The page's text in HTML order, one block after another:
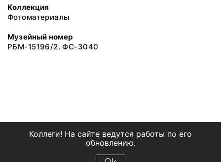
Коллекция
Фотоматериалы
Музейный номер
РБМ-15196/2. ФС-3040
Коллеги! На сайте ведутся работы по его
обновлению.